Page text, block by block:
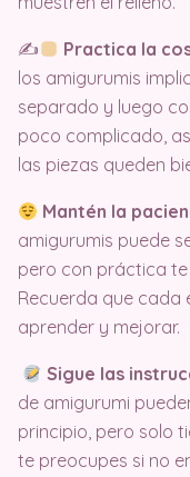
✍ Practica la
los amigurumis
separado y luego
poco complicado,
las piezas queden
Mantén la
amigurumis puede
pero con práctica
Recuerda que
aprender y mejorar.
Sigue las
de amigurumi
principio, pero solo
te preocupes si no